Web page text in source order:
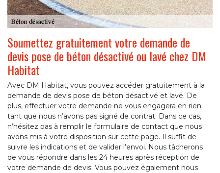
Soumettez gratuitement votre demande de
devis pose de béton désactivé ou lavé chez DM
Habitat
Avec DM Habitat, vous pouvez accéder gratuitement à la
demande de devis pose de béton désactivé et lavé. De
plus, effectuer votre demande ne vous engagera en rien
tant que nous n’avons pas signé de contrat. Dans ce cas,
n’hésitez pas à remplir le formulaire de contact que nous
avons mis à votre disposition sur cette page. Il suffit de
suivre les indications et de valider l’envoi. Nous tâcherons
de vous répondre dans les 24 heures après réception de
votre demande de devis. Vous pouvez également nous